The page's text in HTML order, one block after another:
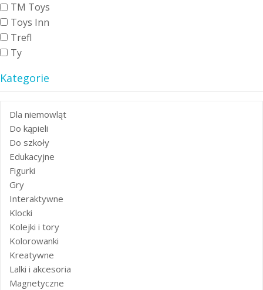
TM Toys
Toys Inn
Trefl
Ty
Kategorie
Dla niemowląt
Do kąpieli
Do szkoły
Edukacyjne
Figurki
Gry
Interaktywne
Klocki
Kolejki i tory
Kolorowanki
Kreatywne
Lalki i akcesoria
Magnetyczne